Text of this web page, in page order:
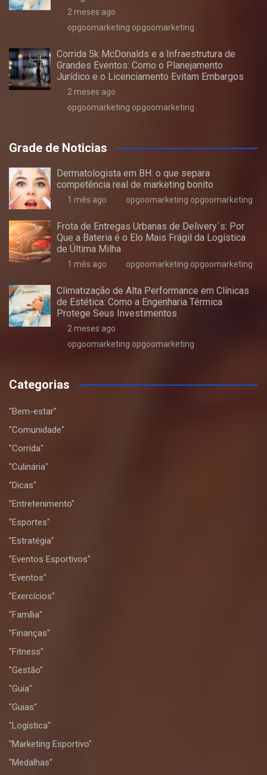
2 meses ago
opgoomarketing opgoomarketing
Corrida 5k McDonalds e a Infraestrutura de
Grandes Eventos: Como o Planejamento
Jurídico e o Licenciamento Evitam Embargos
2 meses ago
opgoomarketing opgoomarketing
Grade de Noticias
Dermatologista em BH: o que separa
competência real de marketing bonito
1 mês ago opgoomarketing opgoomarketing
Frota de Entregas Urbanas de Delivery´s: Por
Que a Bateria é o Elo Mais Frágil da Logística
de Última Milha
1 mês ago opgoomarketing opgoomarketing
Climatização de Alta Performance em Clínicas
de Estética: Como a Engenharia Térmica
Protege Seus Investimentos
2 meses ago
opgoomarketing opgoomarketing
Categorias
"Bem-estar"
"Comunidade"
"Corrida"
"Culinária"
"Dicas"
"Entretenimento"
"Esportes"
"Estratégia"
"Eventos Esportivos"
"Eventos"
"Exercícios"
"Família"
"Finanças"
"Fitness"
"Gestão"
"Guia"
"Guias"
"Logística"
"Marketing Esportivo"
"Medalhas"